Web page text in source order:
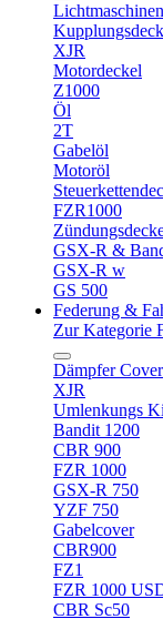
XJR
Motordeckel
Z1000
Öl
2T
Gabelöl
Motoröl
FZR1000
GSX-R &
GSX-R w
GS 500
Federung &
Zur Kategorie
Dämpfer Cover
XJR
Umlenkungs
Bandit 1200
CBR 900
FZR 1000
GSX-R 750
YZF 750
Gabelcover
CBR900
FZ1
FZR 1000
CBR Sc50